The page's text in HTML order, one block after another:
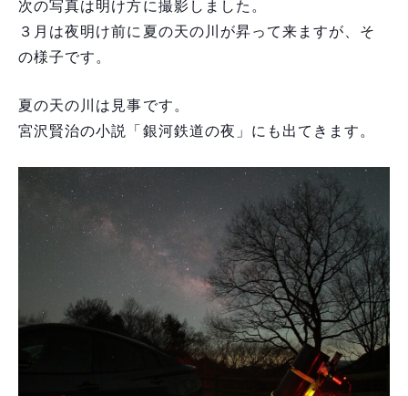
次の写真は明け方に撮影しました。
３月は夜明け前に夏の天の川が昇って来ますが、そ
の様子です。
夏の天の川は見事です。
宮沢賢治の小説「銀河鉄道の夜」にも出てきます。